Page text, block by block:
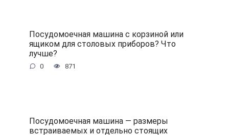
Посудомоечная машина с корзиной или
ящиком для столовых приборов? Что
лучше?
0 871
Посудомоечная машина — размеры
встраиваемых и отдельно стоящих